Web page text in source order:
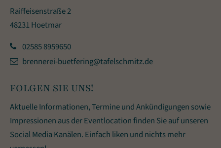
Raiffeisenstraße 2
48231 Hoetmar
02585 8959650
brennerei-buetfering@tafelschmitz.de
FOLGEN SIE UNS!
Aktuelle Informationen, Termine und Ankündigungen sowie
Impressionen aus der Eventlocation finden Sie auf unseren
Social Media Kanälen. Einfach liken und nichts mehr